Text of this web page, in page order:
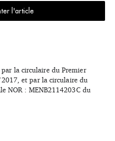
l'article
la circulaire du Premier
et par la circulaire du
NOR : MENB2114203C du